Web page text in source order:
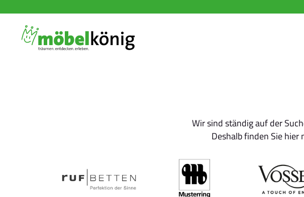
Wir sind ständig auf der
Deshalb finden Sie